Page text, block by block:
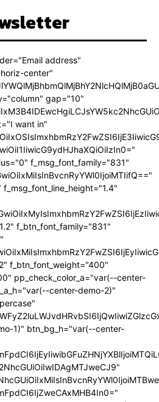
address"
center"
gap="10"
want in"
f_msg_font_family="831"
f_btn_font_family="831"
f_btn_font_weight="400"
pp_check_color_a="var(--center-
center-demo-2)"
1)" btn_bg_h="var(--center-